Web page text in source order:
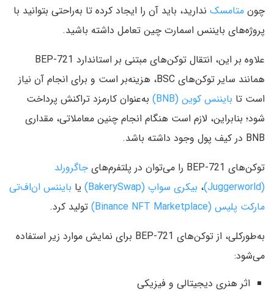
چون متامسک ندارید، باید آن را ایجاد کرده تا به‌راحتی بتوانید با
پروژه‌های بایننس اسمارت چین تعامل داشته باشید.
علاوه بر این، انتقال توکن‌های مبتنی بر استاندارد BEP-721
همانند سایر توکن‌های BSC، هزینه‌بر است و برای انجام آن نیاز
است تا بایننس کوین (BNB)
به‌عنوان کارمزد تراکنش پرداخت
شود؛ بنابراین، لازم است هنگام انجام چنین معاملاتی، مقداری
BNB در کیف پول وجود داشته باشد.
توکن‌های BEP-721 را می‌توان در پلتفرم‌های
جاگرورلد
(Juggerworld)
، بیکری سواپ (BakerySwap) یا بایننس ان‌اف‌تی
مارکت پلیس (Binance NFT Marketplace)
تولید کرد.
به‌طورکلی، از توکن‌های BEP-721 برای نمایش موارد زیر استفاده
می‌شود:
اثر هنری دیجیتالی و فیزیکی